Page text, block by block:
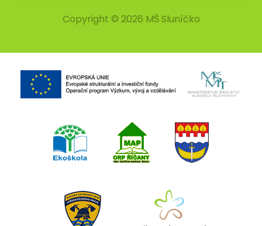
Copyright © 2026 MŠ Sluníčko